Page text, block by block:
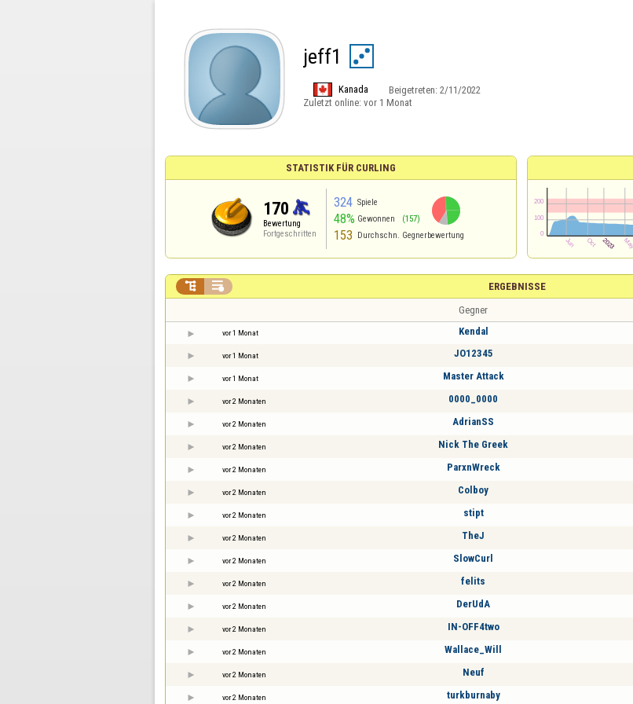
jeff1
Kanada Beigetreten: 2/11/2022
Zuletzt online: vor 1 Monat
STATISTIK FÜR CURLING
170
Bewertung
Fortgeschritten
324 Spiele
48% Gewonnen (157)
153 Durchschn. Gegnerbewertung
ERGEBNISSE
 
Gegner
vor 1 Monat Kendal
vor 1 Monat JO12345
vor 1 Monat Master Attack
vor 2 Monaten 0000_0000
vor 2 Monaten AdrianSS
vor 2 Monaten Nick The Greek
vor 2 Monaten ParxnWreck
vor 2 Monaten Colboy
vor 2 Monaten stipt
vor 2 Monaten TheJ
vor 2 Monaten SlowCurl
vor 2 Monaten felits
vor 2 Monaten DerUdA
vor 2 Monaten IN-OFF4two
vor 2 Monaten Wallace_Will
vor 2 Monaten Neuf
vor 2 Monaten turkburnaby